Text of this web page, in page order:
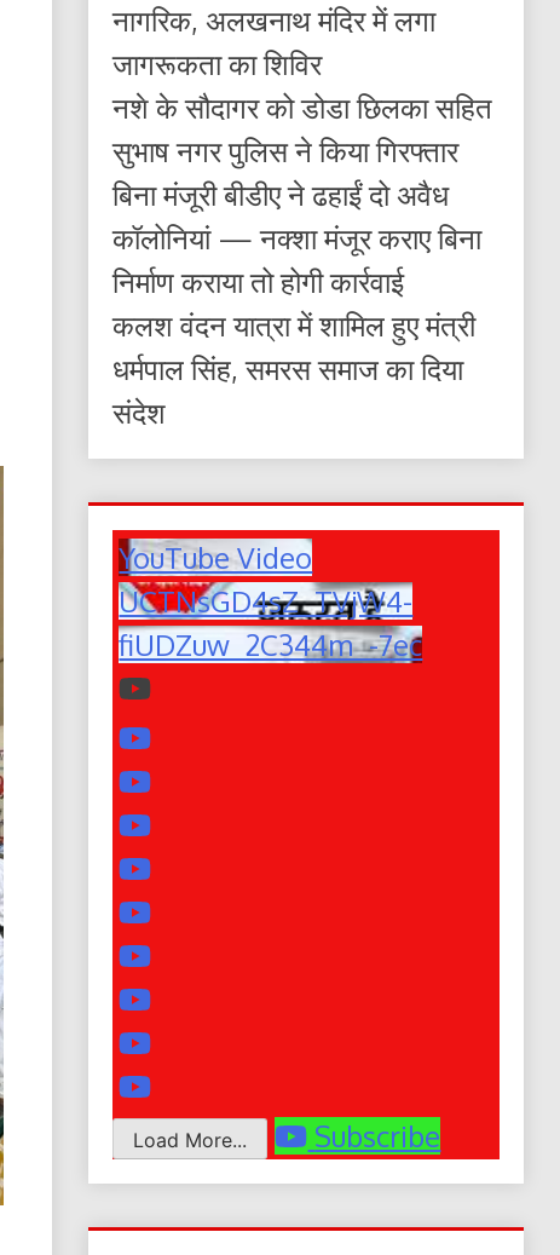
नागरिक, अलखनाथ मंदिर में लगा
जागरूकता का शिविर
नशे के सौदागर को डोडा छिलका सहित
सुभाष नगर पुलिस ने किया गिरफ्तार
बिना मंजूरी बीडीए ने ढहाईं दो अवैध
कॉलोनियां — नक्शा मंजूर कराए बिना
निर्माण कराया तो होगी कार्रवाई
कलश वंदन यात्रा में शामिल हुए मंत्री
धर्मपाल सिंह, समरस समाज का दिया
संदेश
YouTube Video
UCTNsGD4sZ_TVjW4-
fiUDZuw_2C344m_-7ec
Load More... Subscribe